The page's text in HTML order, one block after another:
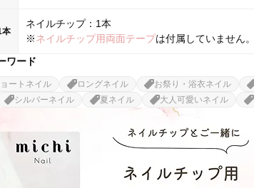
本
ネイルチップ：1本
※ネイルチップ用両面テープは付属していません。
ワード
ートネイル ロングネイル お祭り・浴衣ネイル
シルバーネイル 夏ネイル 大人可愛いネイル